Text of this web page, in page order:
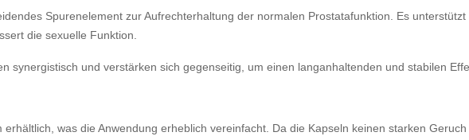
Spurenelement zur Aufrechterhaltung der normalen Prostatafunktion. Es
die sexuelle Funktion.
synergistisch und verstärken sich gegenseitig, um einen langanhaltenden und stabilen
erhältlich, was die Anwendung erheblich vereinfacht. Da die Kapseln keinen starken